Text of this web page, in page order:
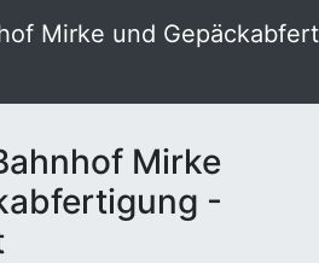
Mirke und
Mirke
-